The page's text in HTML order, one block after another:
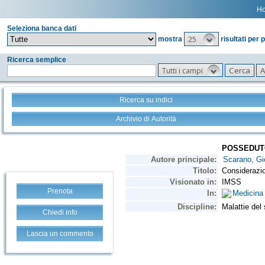
Seleziona banca dati
mostra
25 risultati per
Ricerca semplice
Tutti i campi
Ricerca su indici
Archivio di Autorità
Prenota
Chiedi info
Lascia un commento